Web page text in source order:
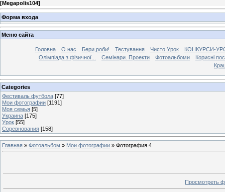
[Megapolis104]
Форма входа
Меню сайта
Головна О нас Бери,роби! Тестування Чисто Урок
КОНКУРСИ-
Олімпіада з фізичної...
Семінари. Проекти Фотоальбоми
Корисні
Categories
Фестиваль футбола [77]
Мои фотографии [1191]
Моя семья [5]
Украина [175]
Урок [55]
Соревнования [158]
Главная » Фотоальбом » Мои фотографии » Фотография 4
Просмотреть